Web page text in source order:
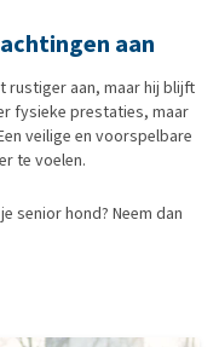
aan
rustiger aan, maar hij blijft
fysieke prestaties, maar
veilige en voorspelbare
te voelen.
senior hond? Neem dan